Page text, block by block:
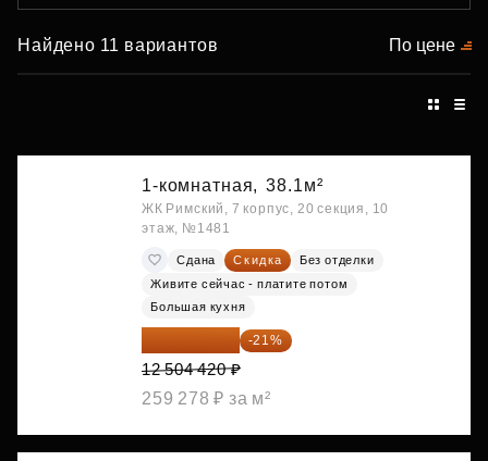
Найдено 11 вариантов По цене
1-комнатная, 38.1м²
ЖК Римский, 7 корпус, 20 секция, 10
этаж, №1481
Сдана Скидка
Без отделки
Живите сейчас - платите потом
Большая кухня
-21%
12 504 420 ₽
259 278 ₽ за м²